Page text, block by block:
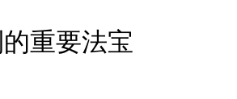
重要法宝